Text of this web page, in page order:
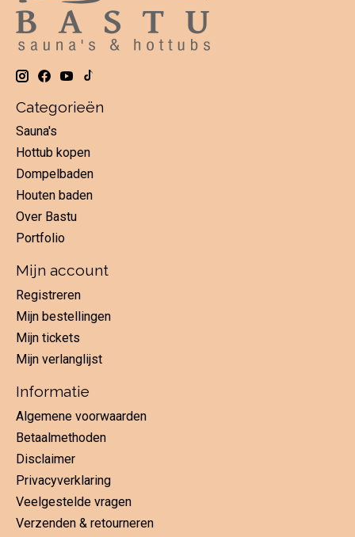
Categorieën
Sauna's
Hottub kopen
Dompelbaden
Houten baden
Over Bastu
Portfolio
Mijn account
Registreren
Mijn bestellingen
Mijn tickets
Mijn verlanglijst
Informatie
Algemene voorwaarden
Betaalmethoden
Disclaimer
Privacyverklaring
Veelgestelde vragen
Verzenden & retourneren